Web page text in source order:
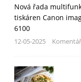
Nová řada
tiskáren Canon
6100
12-05-2025